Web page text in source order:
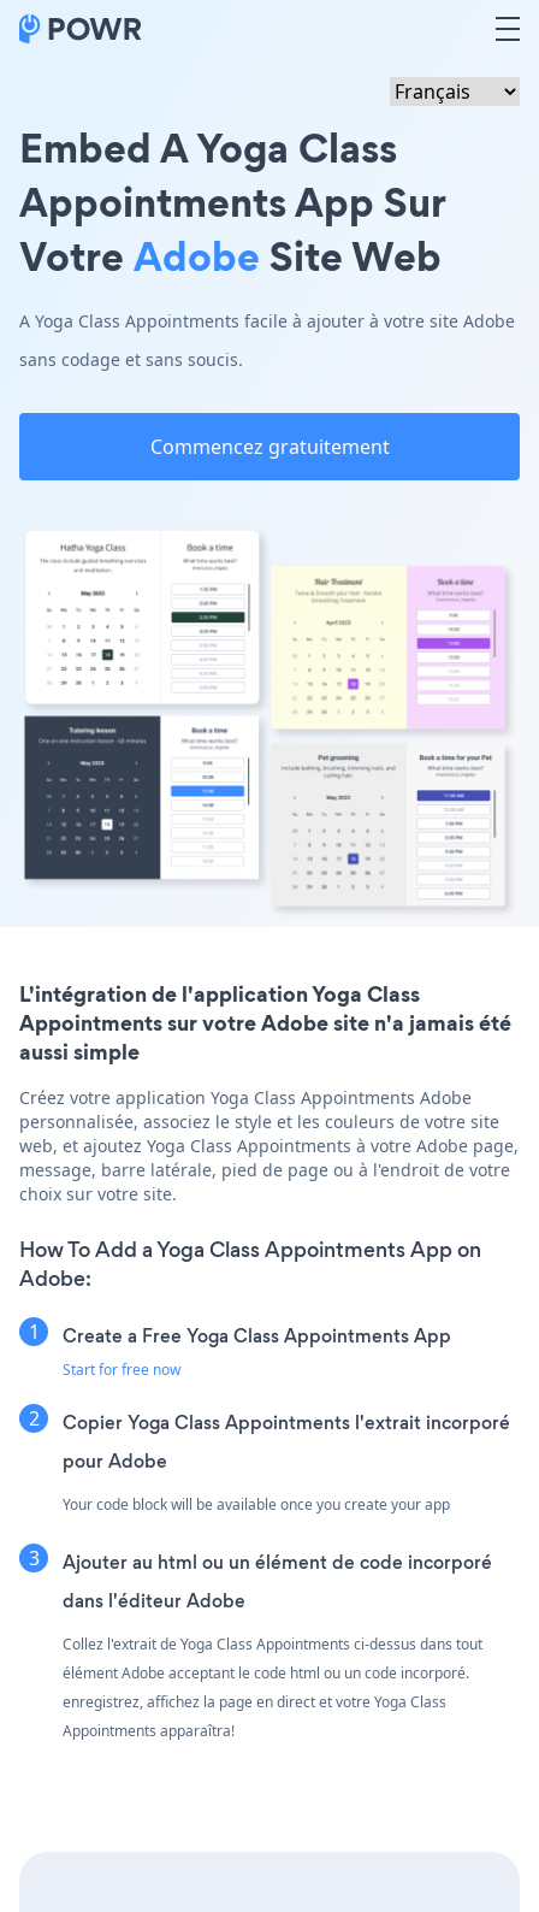
Embed A Yoga Class
Appointments App Sur
VotreAdobeSite Web
A Yoga Class Appointments facile à ajouter à votre site Adobe
sans codage et sans soucis.
Commencez gratuitement
L'intégration de l'application Yoga Class
Appointments sur votre Adobe site n'a jamais été
aussi simple
Créez votre application Yoga Class Appointments Adobe
personnalisée, associez le style et les couleurs de votre site
web, et ajoutez Yoga Class Appointments à votre Adobe page,
message, barre latérale, pied de page ou à l'endroit de votre
choix sur votre site.
How To Add a Yoga Class Appointments App on
Adobe:
Create a Free Yoga Class Appointments App
Start for free now
Copier Yoga Class Appointments l'extrait incorporé
pour Adobe
Your code block will be available once you create your app
Ajouter au html ou un élément de code incorporé
dans l'éditeur Adobe
Collez l'extrait de Yoga Class Appointments ci-dessus dans tout
élément Adobe acceptant le code html ou un code incorporé.
enregistrez, affichez la page en direct et votre Yoga Class
Appointments apparaîtra!